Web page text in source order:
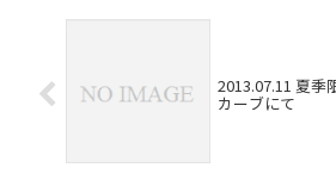
2013.07.11 夏季
カーブにて